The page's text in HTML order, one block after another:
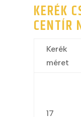
KERÉK
CENTÍR
Kerék
méret
17